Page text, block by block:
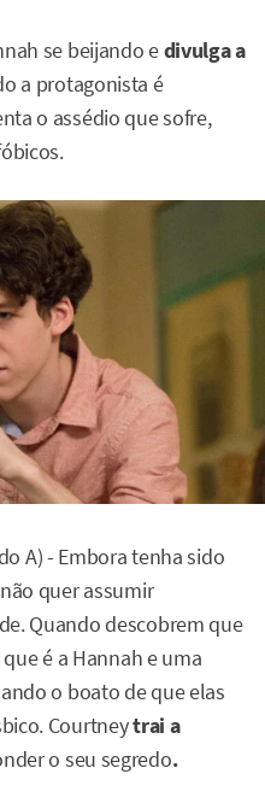
se beijando edivulga a
a protagonista é
o assédio que sofre,
A) - Embora tenha sido
quer assumir
Quando descobrem que
é a Hannah e uma
o boato de que elas
Courtneytrai a
o seu segredo.